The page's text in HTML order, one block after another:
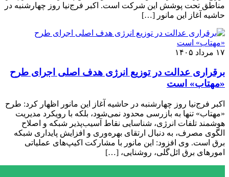
مناطق تحت پوشش این شرکت است. اکبر فرج‌نیا روز چهارشنبه در
حاشیه آغاز این مانور […]
۱۷ مرداد ۱۴۰۵
برقراری عدالت در توزیع انرژی هدف اصلی اجرای طرح
«مهتاب» است
اکبر فرج‌نیا روز چهارشنبه در حاشیه آغاز این مانور اظهار کرد: طرح
«مهتاب» تنها به بازرسی محدود نمی‌شود، بلکه با رویکرد مدیریت
هوشمند تلفات انرژی، شناسایی نقاط آسیب‌پذیر شبکه و اصلاح
الگوی مصرف، به دنبال ارتقای بهره‌وری و افزایش پایداری شبکه
برق است. وی افزود: این مانور با مشارکت اکیپ‌های عملیاتی
امورهای برق ائل‌گلی، روشنایی، […]